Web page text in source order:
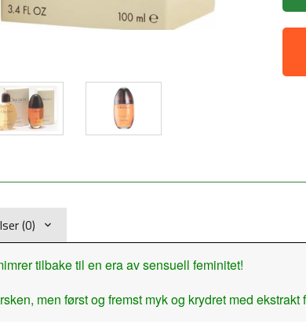
(0)
tilbake til en era av sensuell feminitet!
men først og fremst myk og krydret med